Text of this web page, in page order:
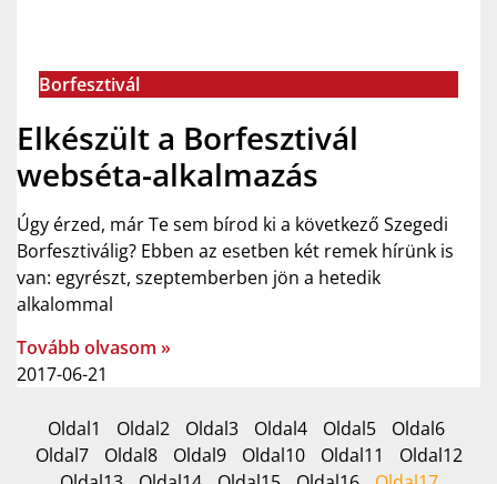
Borfesztivál
Elkészült a Borfesztivál
webséta-alkalmazás
Úgy érzed, már Te sem bírod ki a következő Szegedi
Borfesztiválig? Ebben az esetben két remek hírünk is
van: egyrészt, szeptemberben jön a hetedik
alkalommal
Tovább olvasom »
2017-06-21
Oldal1 Oldal2 Oldal3 Oldal4 Oldal5 Oldal6
Oldal7 Oldal8 Oldal9 Oldal10 Oldal11 Oldal12